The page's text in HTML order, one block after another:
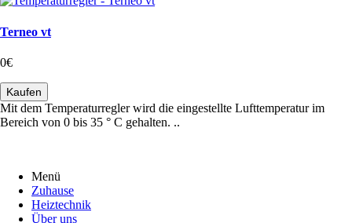
Terneo vt
0€
Kaufen
Mit dem Temperaturregler wird die eingestellte Lufttemperatur im
Bereich von 0 bis 35 ° C gehalten. ..
Menü
Zuhause
Heiztechnik
Über uns